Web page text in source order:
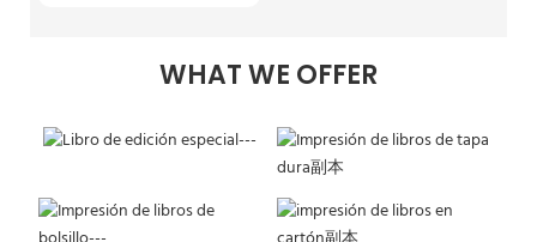
WHAT WE OFFER